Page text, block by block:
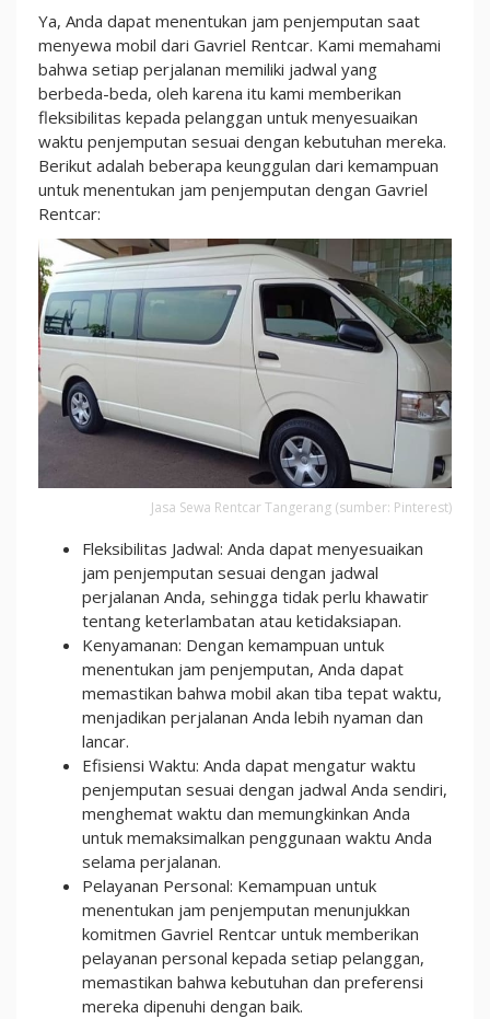
Ya, Anda dapat menentukan jam penjemputan saat
menyewa mobil dari Gavriel Rentcar. Kami memahami
bahwa setiap perjalanan memiliki jadwal yang
berbeda-beda, oleh karena itu kami memberikan
fleksibilitas kepada pelanggan untuk menyesuaikan
waktu penjemputan sesuai dengan kebutuhan mereka.
Berikut adalah beberapa keunggulan dari kemampuan
untuk menentukan jam penjemputan dengan Gavriel
Rentcar:
Jasa Sewa Rentcar Tangerang (sumber: Pinterest)
Fleksibilitas Jadwal: Anda dapat menyesuaikan
jam penjemputan sesuai dengan jadwal
perjalanan Anda, sehingga tidak perlu khawatir
tentang keterlambatan atau ketidaksiapan.
Kenyamanan: Dengan kemampuan untuk
menentukan jam penjemputan, Anda dapat
memastikan bahwa mobil akan tiba tepat waktu,
menjadikan perjalanan Anda lebih nyaman dan
lancar.
Efisiensi Waktu: Anda dapat mengatur waktu
penjemputan sesuai dengan jadwal Anda sendiri,
menghemat waktu dan memungkinkan Anda
untuk memaksimalkan penggunaan waktu Anda
selama perjalanan.
Pelayanan Personal: Kemampuan untuk
menentukan jam penjemputan menunjukkan
komitmen Gavriel Rentcar untuk memberikan
pelayanan personal kepada setiap pelanggan,
memastikan bahwa kebutuhan dan preferensi
mereka dipenuhi dengan baik.